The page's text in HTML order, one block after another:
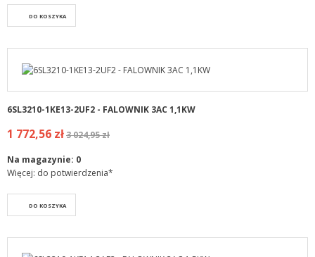
DO KOSZYKA
6SL3210-1KE13-2UF2 - FALOWNIK 3AC 1,1KW
1 772,56 zł3 024,95 zł
Na magazynie: 0
Więcej: do potwierdzenia*
DO KOSZYKA